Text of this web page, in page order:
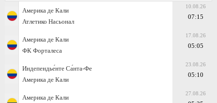
Америка де Кали
Атлетико Насьонал
10.08.26
07:15
Америка де Кали
ФК Форталеса
17.08.26
05:05
Индепендье́нте Са́нта-Фе
Америка де Кали
23.08.26
05:10
Америка де Кали
27.08.26